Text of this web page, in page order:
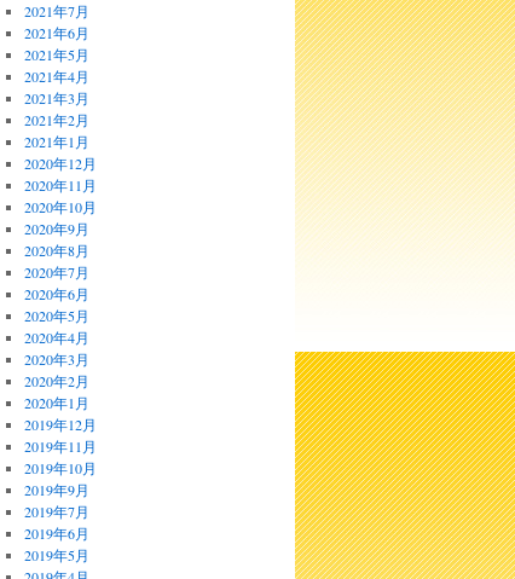
2021年7月
2021年6月
2021年5月
2021年4月
2021年3月
2021年2月
2021年1月
2020年12月
2020年11月
2020年10月
2020年9月
2020年8月
2020年7月
2020年6月
2020年5月
2020年4月
2020年3月
2020年2月
2020年1月
2019年12月
2019年11月
2019年10月
2019年9月
2019年7月
2019年6月
2019年5月